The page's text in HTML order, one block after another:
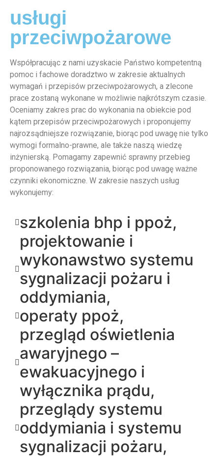
usługi
przeciwpożarowe
Współpracując z nami uzyskacie Państwo kompetentną
pomoc i fachowe doradztwo w zakresie aktualnych
wymagań i przepisów przeciwpożarowych, a zlecone
prace zostaną wykonane w możliwie najkrótszym czasie.
Oceniamy zakres prac do wykonania na obiekcie pod
kątem przepisów przeciwpożarowych i proponujemy
najrozsądniejsze rozwiązanie, biorąc pod uwagę nie tylko
wymogi formalno-prawne, ale także naszą wiedzę
inżynierską. Pomagamy zapewnić sprawny przebieg
proponowanego rozwiązania, biorąc pod uwagę ważne
czynniki ekonomiczne. W zakresie naszych usług
wykonujemy:
szkolenia bhp i ppoż,
projektowanie i
wykonawstwo systemu
sygnalizacji pożaru i
oddymiania,
operaty ppoż,
przegląd oświetlenia
awaryjnego –
ewakuacyjnego i
wyłącznika prądu,
przeglądy systemu
oddymiania i systemu
sygnalizacji pożaru,